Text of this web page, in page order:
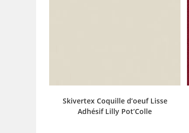
Skivertex Coquille d’oeuf Lisse
Adhésif Lilly Pot’Colle